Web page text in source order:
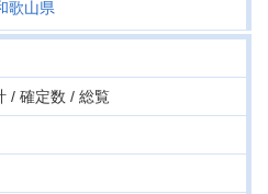
山県
/ 確定数 / 総覧